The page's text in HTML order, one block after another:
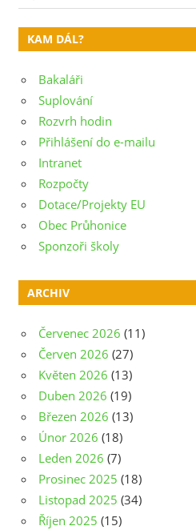
pro
příspěvek
Post:
Post:
KAM DÁL?
Bakaláři
Suplování
Rozvrh hodin
Přihlášení do e-mailu
Intranet
Rozpočty
Dotace/Projekty EU
Obec Průhonice
Sponzoři školy
ARCHIV
Červenec 2026 (11)
Červen 2026 (27)
Květen 2026 (13)
Duben 2026 (19)
Březen 2026 (13)
Únor 2026 (18)
Leden 2026 (7)
Prosinec 2025 (18)
Listopad 2025 (34)
Říjen 2025 (15)